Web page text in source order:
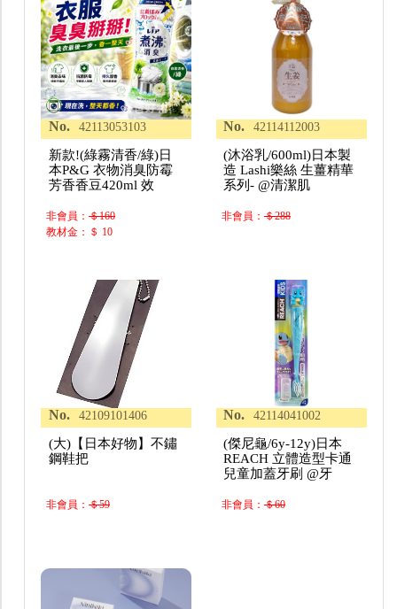
No. 42113053103
新款!(綠霧清香/綠)日
本P&G 衣物消臭防霉
芳香香豆420ml 效
非會員：＄160
教材金：＄ 10
No. 42114112003
(沐浴乳/600ml)日本製
造 Lashi樂絲 生薑精華
系列- @清潔肌
非會員：＄288
No. 42109101406
(大)【日本好物】不鏽
鋼鞋把
非會員：＄59
No. 42114041002
(傑尼龜/6y-12y)日本
REACH 立體造型卡通
兒童加蓋牙刷 @牙
非會員：＄60